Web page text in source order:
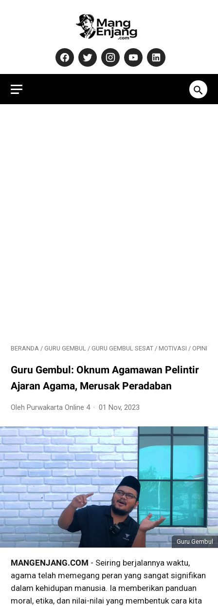
BERANDA / GURU GEMBUL / GURU GEMBUL SESAT / MOTIVASI / OPINI
Guru Gembul: Oknum Agamawan Pelintir
Ajaran Agama, Merusak Peradaban
Oleh Purwakarta Online 4 01 Nov, 2023
Guru Gembul
MANGENJANG.COM - Seiring berjalannya waktu,
agama telah memegang peran yang sangat signifikan
dalam kehidupan manusia. Ia memberikan panduan
moral, etika, dan nilai-nilai yang membentuk cara kita